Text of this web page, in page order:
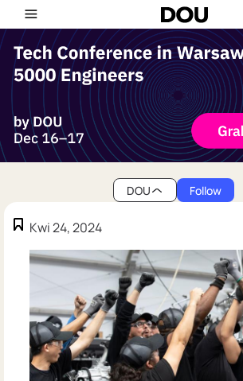
DOU Follow
Kwi 24, 2024